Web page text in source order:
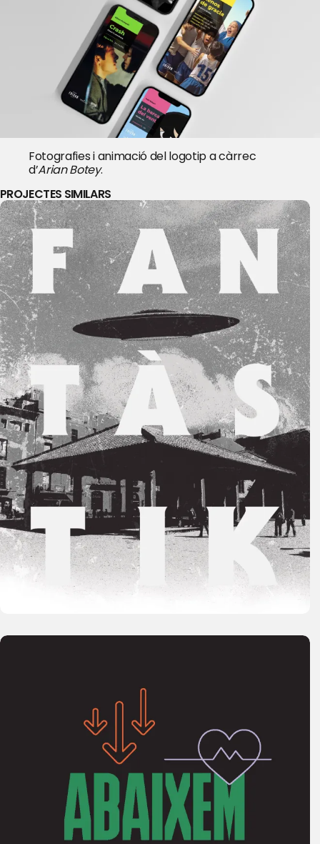
Fotografies i animació del logotip a càrrec
d’Arian Botey.
PROJECTES SIMILARS